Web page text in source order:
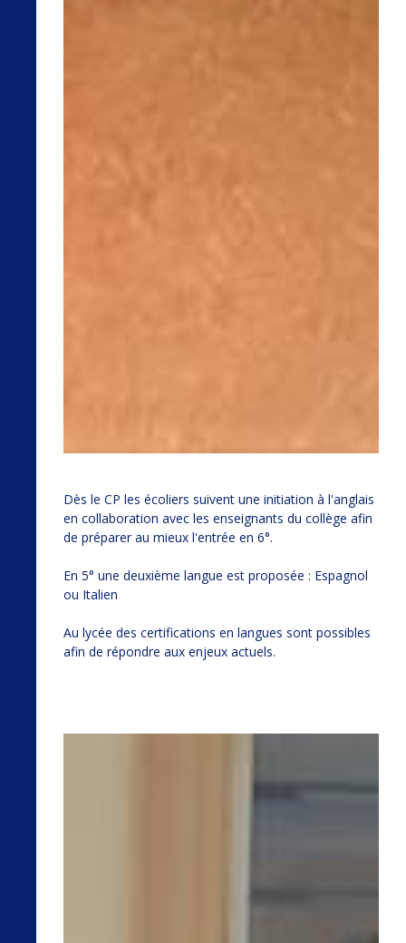
Dès le CP les écoliers suivent une initiation à l'anglais
en collaboration avec les enseignants du collège afin
de préparer au mieux l'entrée en 6°.
En 5° une deuxième langue est proposée : Espagnol
ou Italien
Au lycée des certifications en langues sont possibles
afin de répondre aux enjeux actuels.